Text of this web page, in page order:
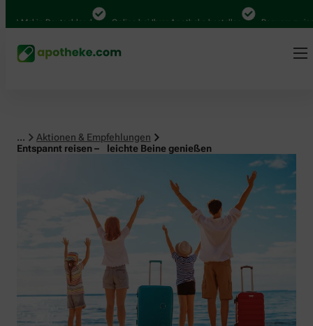
in Deutschland Online bei Ihrer Apotheke bestellen Bequem zwischen
...
Aktionen & Empfehlungen
Entspannt reisen – leichte Beine genießen